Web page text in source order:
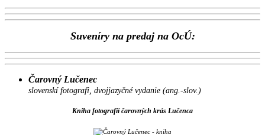
Suveníry na predaj na OcÚ:
Čarovný Lučenec
slovenskí fotografi, dvojjazyčné vydanie (ang.-slov.)
Kniha fotografií čarovných krás Lučenca